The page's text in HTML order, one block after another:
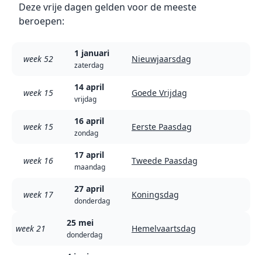
Deze vrije dagen gelden voor de meeste
beroepen:
week 52
1 januari
zaterdag
Nieuwjaarsdag
week 15
14 april
vrijdag
Goede Vrijdag
week 15
16 april
zondag
Eerste Paasdag
week 16
17 april
maandag
Tweede Paasdag
week 17
27 april
donderdag
Koningsdag
week 21
25 mei
donderdag
Hemelvaartsdag